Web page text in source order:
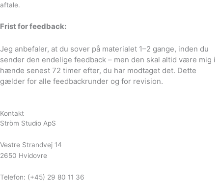
aftale.
Frist for feedback:
Jeg anbefaler, at du sover på materialet 1–2 gange, inden du
sender den endelige feedback – men den skal altid være mig i
hænde senest 72 timer efter, du har modtaget det. Dette
gælder for alle feedbackrunder og for revision.
Kontakt
Ström Studio ApS
Vestre Strandvej 14
2650 Hvidovre
Telefon: (+45) 29 80 11 36